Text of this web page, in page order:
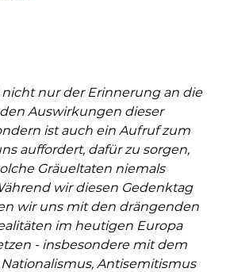
nicht nur der Erinnerung an die
Auswirkungen dieser
ist auch ein Aufruf zum
auffordert, dafür zu sorgen,
Gräueltaten niemals
wir diesen Gedenktag
wir uns mit den drängenden
im heutigen Europa
- insbesondere mit dem
Antisemitismus